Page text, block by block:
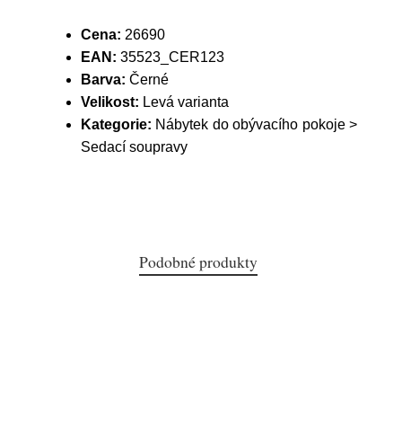
Cena: 26690
EAN: 35523_CER123
Barva: Černé
Velikost: Levá varianta
Kategorie: Nábytek do obývacího pokoje >
Sedací soupravy
Podobné produkty